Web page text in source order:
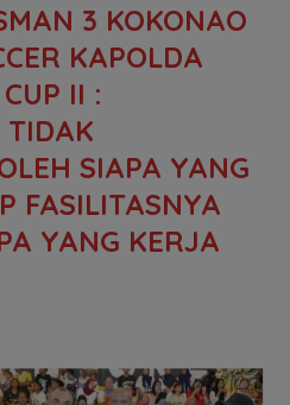
3 KOKONAO
KAPOLDA
II :
TIDAK
SIAPA YANG
FASILITASNYA
YANG KERJA